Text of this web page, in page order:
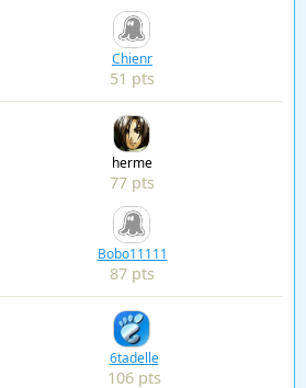
Chienr
51 pts
herme
77 pts
Bobo11111
87 pts
6tadelle
106 pts